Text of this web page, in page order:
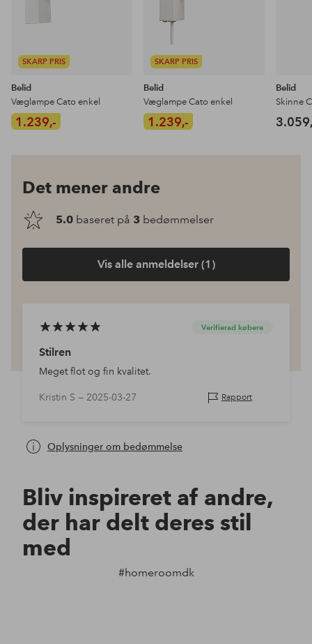
SKARP PRIS
Belid
Væglampe Cato enkel
1.239,-
SKARP PRIS
Belid
Væglampe Cato enkel
1.239,-
Belid
Skinne
Det mener andre
5.0 baseret på 3 bedømmelser
Vis alle anmeldelser (1)
Verifierad købere
Stilren
Meget flot og fin kvalitet.
Kristin S — 2025-03-27 Rapport
Oplysninger om bedømmelse
Bliv inspireret af andre,
der har delt deres stil
med
#homeroomdk